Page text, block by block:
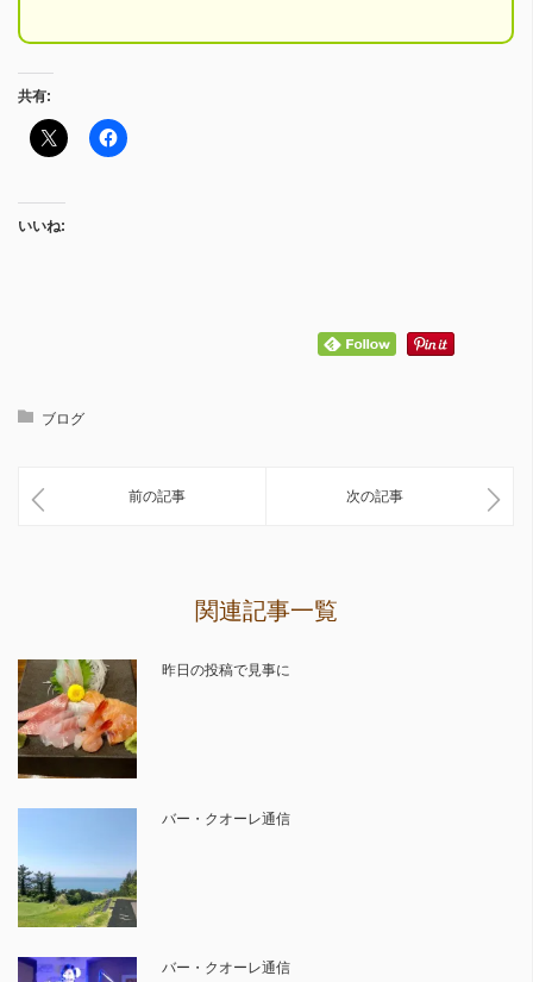
共有:
いいね:
ブログ
前の記事 次の記事
関連記事一覧
昨日の投稿で見事に
バー・クオーレ通信
バー・クオーレ通信